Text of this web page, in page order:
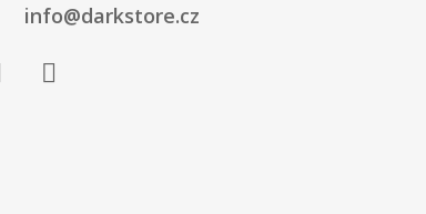
info@darkstore.cz